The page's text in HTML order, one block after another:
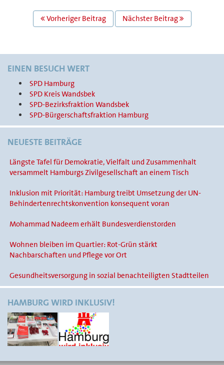
BEITRAGS
NAVIGATION
Vorheriger Beitrag Nächster Beitrag
EINEN BESUCH WERT
SPD Hamburg
SPD Kreis Wandsbek
SPD-Bezirksfraktion Wandsbek
SPD-Bürgerschaftsfraktion Hamburg
NEUESTE BEITRÄGE
Längste Tafel für Demokratie, Vielfalt und Zusammenhalt
versammelt Hamburgs Zivilgesellschaft an einem Tisch
Inklusion mit Priorität: Hamburg treibt Umsetzung der UN-
Behindertenrechtskonvention konsequent voran
Mohammad Nadeem erhält Bundesverdienstorden
Wohnen bleiben im Quartier: Rot-Grün stärkt
Nachbarschaften und Pflege vor Ort
Gesundheitsversorgung in sozial benachteiligten Stadtteilen
HAMBURG WIRD INKLUSIV!